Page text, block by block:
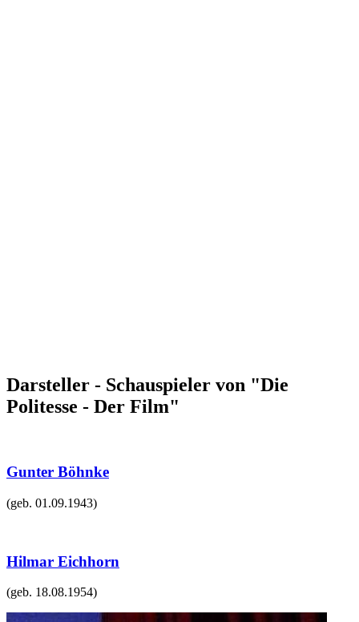
Darsteller - Schauspieler von "Die
Politesse - Der Film"
Gunter Böhnke
(geb. 01.09.1943)
Hilmar Eichhorn
(geb. 18.08.1954)